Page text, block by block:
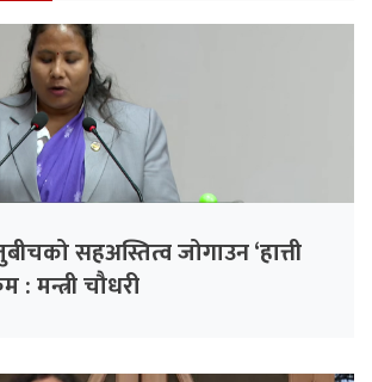
सहअस्तित्व जोगाउन ‘हात्ती
: मन्त्री चौधरी